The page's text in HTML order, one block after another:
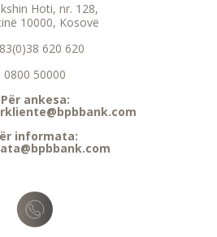
Hoti, nr. 128,
10000, Kosovë
620 620
0800 50000
Për ankesa:
informata: